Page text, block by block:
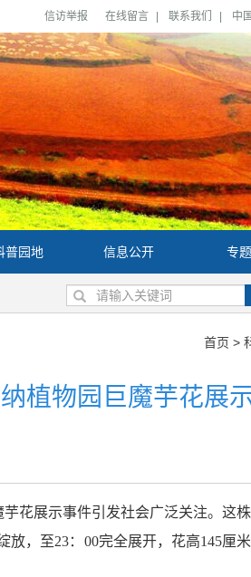
信访举报 在线留言 联系我们 中
普园地 信息公开 专题
首页 >
物园巨魔芋花展示
花展示事件引发社会广泛关注。这
放，至23： 00完全展开，花高145厘